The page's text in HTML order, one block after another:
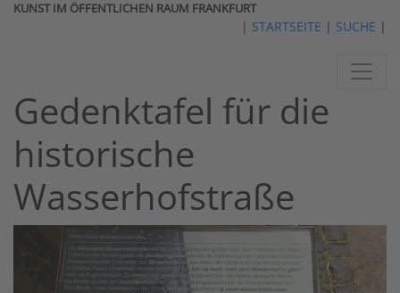
KUNST IM ÖFFENTLICHEN RAUM FRANKFURT
| STARTSEITE | SUCHE |
Gedenktafel für die
historische
Wasserhofstraße